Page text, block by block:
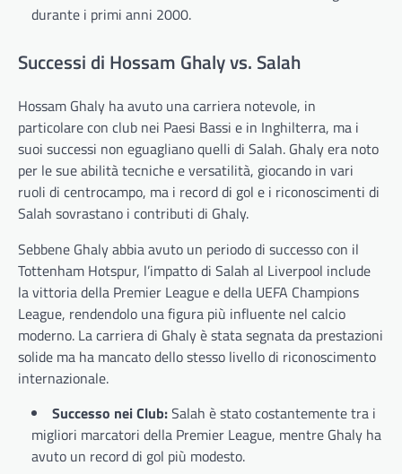
durante i primi anni 2000.
Successi di Hossam Ghaly vs. Salah
Hossam Ghaly ha avuto una carriera notevole, in
particolare con club nei Paesi Bassi e in Inghilterra, ma i
suoi successi non eguagliano quelli di Salah. Ghaly era noto
per le sue abilità tecniche e versatilità, giocando in vari
ruoli di centrocampo, ma i record di gol e i riconoscimenti di
Salah sovrastano i contributi di Ghaly.
Sebbene Ghaly abbia avuto un periodo di successo con il
Tottenham Hotspur, l’impatto di Salah al Liverpool include
la vittoria della Premier League e della UEFA Champions
League, rendendolo una figura più influente nel calcio
moderno. La carriera di Ghaly è stata segnata da prestazioni
solide ma ha mancato dello stesso livello di riconoscimento
internazionale.
Successo nei Club:Salah è stato costantemente tra i
migliori marcatori della Premier League, mentre Ghaly ha
avuto un record di gol più modesto.